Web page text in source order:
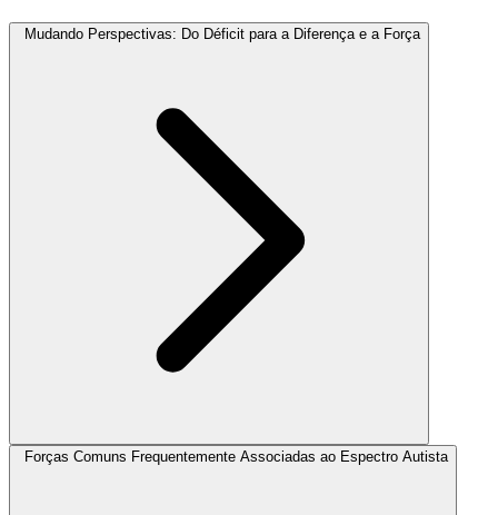
Mudando Perspectivas: Do Déficit para a Diferença e a Força
Forças Comuns Frequentemente Associadas ao Espectro Autista